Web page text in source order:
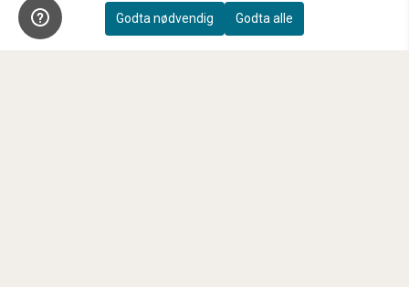
Innbytte
Godta nødvendig
Godta alle